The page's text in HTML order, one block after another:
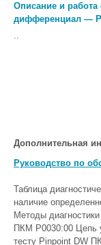
Описание и
дифференциал —
..
Дополнительная
Руководство по
Таблица
наличие
Методы
ПКМ P0030:00 Цепь
тесту Pinpoint DW